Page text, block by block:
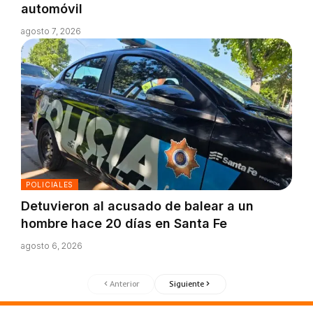
automóvil
agosto 7, 2026
POLICIALES
Detuvieron al acusado de balear a un
hombre hace 20 días en Santa Fe
agosto 6, 2026
Anterior Siguiente